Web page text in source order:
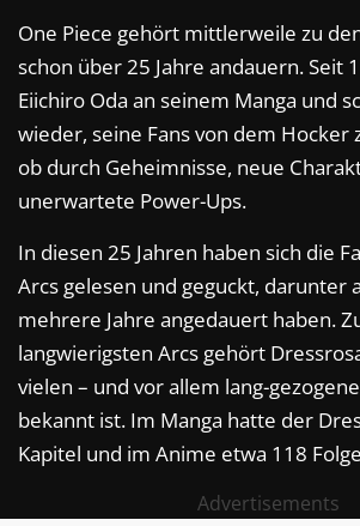
One Piece gehört mittlerweile zu
schon über 25 Jahre andauern. Seit
Eiichiro Oda an seinem Manga und
wieder, seine Fans von dem Hocker
ob durch Geheimnisse, neue
unerwartete Power-Ups.
In diesen 25 Jahren haben sich die
Arcs gelesen und geguckt, darunter
mehrere Jahre angedauert haben.
langwierigsten Arcs gehört
vielen – und vor allem lang-
bekannt ist. Im Manga hatte der
Kapitel und im Anime etwa 118
Advertisements